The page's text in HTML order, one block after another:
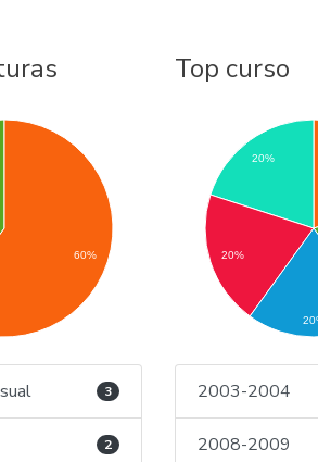
60%
3
2
Top curso
20%
20%
2003-2004
2008-2009